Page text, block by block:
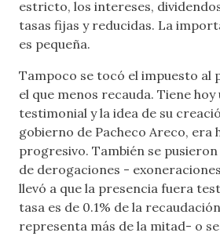
estricto, los intereses,
tasas fijas y reducidas. La
es pequeña.
Tampoco se tocó el impuesto al
el que menos recauda. Tiene
testimonial y la idea de su
gobierno de Pacheco Areco, era
progresivo. También se
de derogaciones -
llevó a que la presencia fuera
tasa es de 0.1% de la
representa más de la mitad- o